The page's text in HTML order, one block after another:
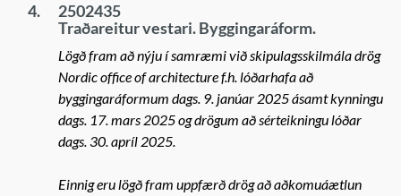
4.
2502435
Traðareitur vestari. Byggingaráform.
Lögð fram að nýju í samræmi við skipulagsskilmála drög
Nordic office of architecture f.h. lóðarhafa að
byggingaráformum dags. 9. janúar 2025 ásamt kynningu
dags. 17. mars 2025 og drögum að sérteikningu lóðar
dags. 30. apríl 2025.
Einnig eru lögð fram uppfærð drög að aðkomuáætlun